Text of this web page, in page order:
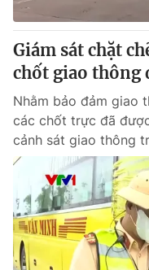
Giám sát chặt
chốt giao thông
Nhằm bảo đảm giao
các chốt trực đã
cảnh sát giao thông